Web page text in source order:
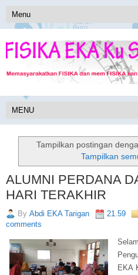
Tampilkan postingan
Tampilkan
ALUMNI PERDANA
HARI TERAKHIR
By Abdi EKA Tarigan 21.59
comments
EKA